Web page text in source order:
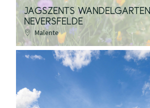
JAGSZENTS WANDELGARTEN
NEVERSFELDE
Malente